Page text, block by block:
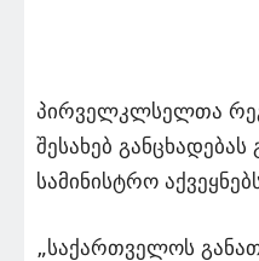
პირველკლსელთა
შესახებ
სამინისტრო
„საქართველოს